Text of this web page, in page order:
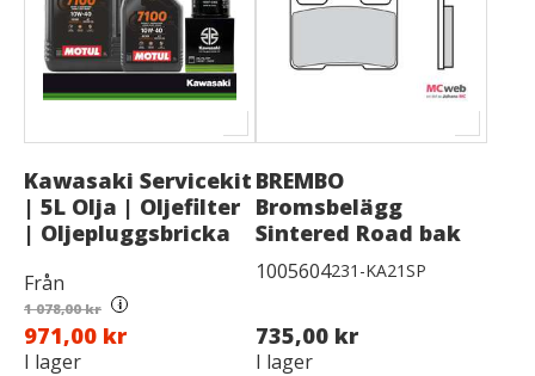
Kawasaki Servicekit
| 5L Olja | Oljefilter
| Oljepluggsbricka
Från
1 078,00 kr i
971,00 kr
I lager
BREMBO
Bromsbelägg
Sintered Road bak
1005604231-KA21SP
735,00 kr
I lager